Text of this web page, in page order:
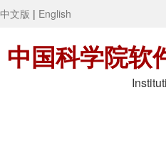
中文版 | English
中国科学院软